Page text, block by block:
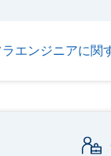
ラエンジニアに関